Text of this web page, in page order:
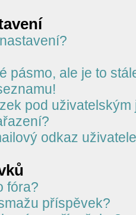
pásmo, ale je to
pod uživatelským
odkaz
fóra?
příspěvek?